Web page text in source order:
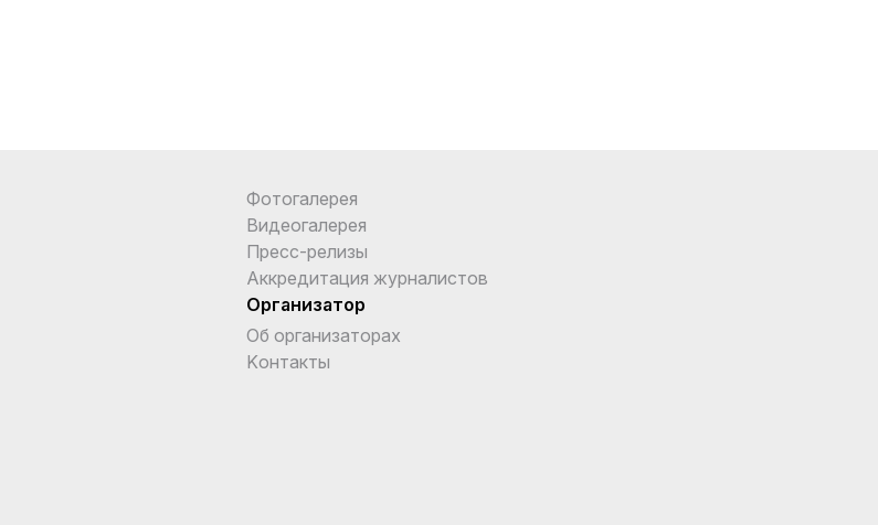
Фотогалерея
Видеогалерея
Пресс-релизы
Аккредитация журналистов
Организатор
Об организаторах
Kонтакты